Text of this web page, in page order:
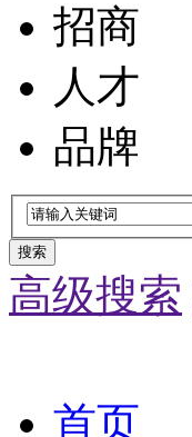
招商
人才
品牌
搜索
高级搜索
首页